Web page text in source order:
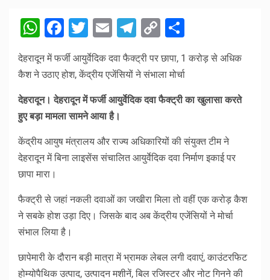
WhatsApp
Facebook
Twitter
EmailTelegram
Copy
देहरादून में फर्जी आयुर्वेदिक दवा फैक्ट्री पर छापा, 1 करोड़ से अधिक
कैश ने उठाए होश, केंद्रीय एजेंसियों ने संभाला मोर्चा
देहरादून। देहरादून में फर्जी आयुर्वेदिक दवा फैक्ट्री का खुलासा करते
हुए बड़ा मामला सामने आया है।
केंद्रीय आयुष मंत्रालय और राज्य अधिकारियों की संयुक्त टीम ने
देहरादून में बिना लाइसेंस संचालित आयुर्वेदिक दवा निर्माण इकाई पर
छापा मारा।
फैक्ट्री से जहां नकली दवाओं का जखीरा मिला तो वहीं एक करोड़ कैश
ने सबके होश उड़ा दिए। जिसके बाद अब केंद्रीय एजेंसियों ने मोर्चा
संभाल लिया है।
छापेमारी के दौरान बड़ी मात्रा में भ्रामक लेबल लगी दवाएं, काउंटरफिट
होम्योपैथिक उत्पाद, उत्पादन मशीनें, बिल रजिस्टर और नोट गिनने की